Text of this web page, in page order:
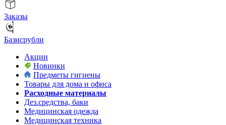
Заказы
Базисрубли
Акции
Новинки
Предметы гигиены
Товары для дома и офиса
Расходные материалы
Дез.средства, баки
Медицинская одежда
Медицинская техника